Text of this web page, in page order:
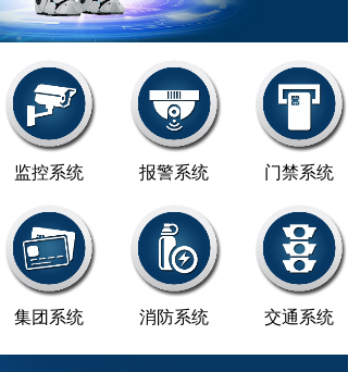
监控系统 门禁系统
报警系统
消防系统
集团系统 交通系统